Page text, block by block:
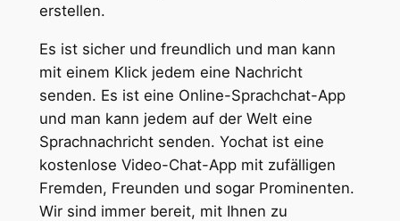
erstellen.
Es ist sicher und freundlich und man kann
mit einem Klick jedem eine Nachricht
senden. Es ist eine Online-Sprachchat-App
und man kann jedem auf der Welt eine
Sprachnachricht senden. Yochat ist eine
kostenlose Video-Chat-App mit zufälligen
Fremden, Freunden und sogar Prominenten.
Wir sind immer bereit, mit Ihnen zu